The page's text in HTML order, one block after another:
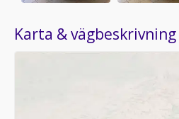
Karta & vägbeskrivning